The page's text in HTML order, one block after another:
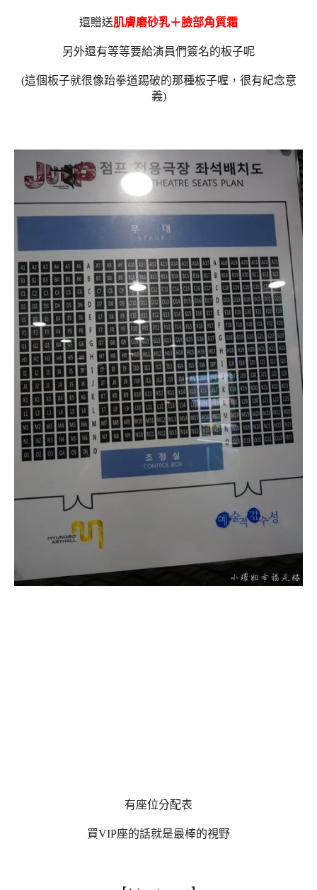
還贈送肌膚磨砂乳＋臉部角質霜
另外還有等等要給演員們簽名的板子呢
(這個板子就很像跆拳道踢破的那種板子喔，很有紀念意
義)
有座位分配表
買VIP座的話就是最棒的視野